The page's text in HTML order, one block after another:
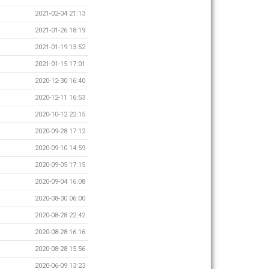
2021-02-04 21:13
2021-01-26 18:19
2021-01-19 13:52
2021-01-15 17:01
2020-12-30 16:40
2020-12-11 16:53
2020-10-12 22:15
2020-09-28 17:12
2020-09-10 14:59
2020-09-05 17:15
2020-09-04 16:08
2020-08-30 06:00
2020-08-28 22:42
2020-08-28 16:16
2020-08-28 15:56
2020-06-09 13:23